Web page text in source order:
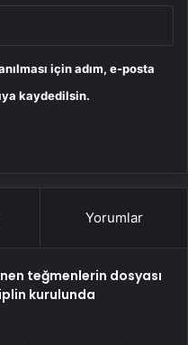
için adım, e-posta
kaydedilsin.
Yorumlar
teğmenlerin dosyası
kurulunda